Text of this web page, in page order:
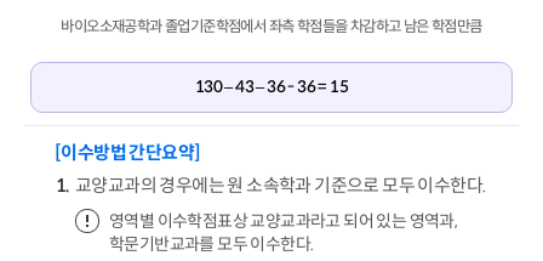
바이오소재공학과 졸업기준학점에서 좌측 학점들을 차감하고 남은 학점만큼
130 – 43 – 36 - 36 = 15
[이수방법 간단요약]
교양교과의 경우에는 원 소속학과 기준으로 모두 이수한다.
영역별 이수학점표상 교양교과라고 되어 있는 영역과,
학문기반교과를 모두 이수한다.